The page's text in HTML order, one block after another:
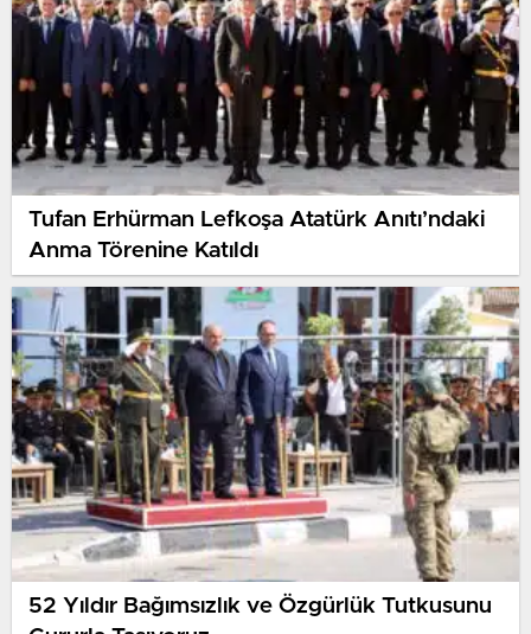
Tufan Erhürman Lefkoşa Atatürk Anıtı’ndaki
Anma Törenine Katıldı
52 Yıldır Bağımsızlık ve Özgürlük Tutkusunu